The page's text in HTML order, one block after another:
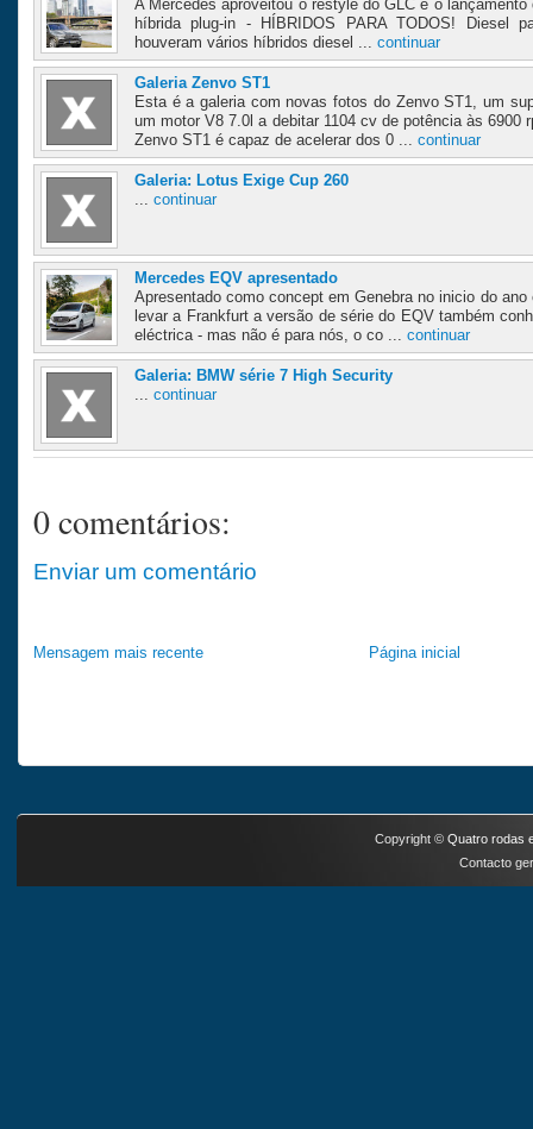
A Mercedes aproveitou o restyle do GLC e o
híbrida plug-in - HÍBRIDOS PARA TODOS! Diesel
houveram vários híbridos diesel ... continuar
Galeria Zenvo ST1
Esta é a galeria com novas fotos do Zenvo ST1, um
um motor V8 7.0l a debitar 1104 cv de potência às 6900
Zenvo ST1 é capaz de acelerar dos 0 ... continuar
Galeria: Lotus Exige Cup 260
continuar
Mercedes EQV apresentado
Apresentado como concept em Genebra no inicio do
levar a Frankfurt a versão de série do EQV também
eléctrica - mas não é para nós, o co ... continuar
Galeria: BMW série 7 High Security
continuar
0 comentários:
Enviar um comentário
Mensagem mais recente Página inicial
Copyright © Quatro rodas
Contacto